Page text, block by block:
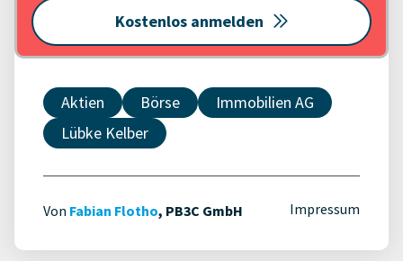
Kostenlos anmelden
Aktien Börse
Immobilien AG
Lübke Kelber
Von Fabian Flotho, PB3C GmbH Impressum